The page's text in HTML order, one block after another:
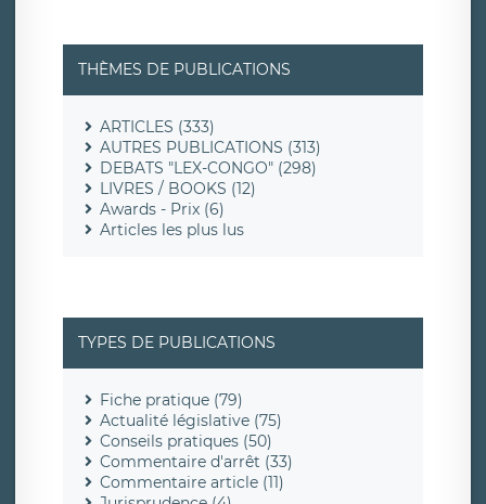
THÈMES DE PUBLICATIONS
ARTICLES (333)
AUTRES PUBLICATIONS (313)
DEBATS "LEX-CONGO" (298)
LIVRES / BOOKS (12)
Awards - Prix (6)
Articles les plus lus
TYPES DE PUBLICATIONS
Fiche pratique (79)
Actualité législative (75)
Conseils pratiques (50)
Commentaire d'arrêt (33)
Commentaire article (11)